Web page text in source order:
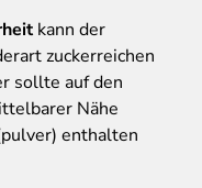
kann der
zuckerreichen
sollte auf den
Nähe
enthalten